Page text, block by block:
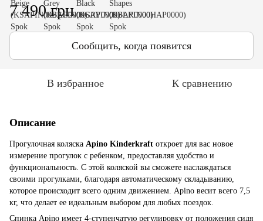
7 490 грн
Сообщить, когда появится
В избранное К сравнению
Описание
Прогулочная коляска Apino Kinderkraft откроет для вас новое
измерение прогулок с ребенком, предоставляя удобство и
функциональность. С этой коляской вы сможете наслаждаться
своими прогулками, благодаря автоматическому складыванию,
которое происходит всего одним движением. Apino весит всего 7,5
кг, что делает ее идеальным выбором для любых поездок.
Спинка Apino имеет 4-ступенчатую регулировку от положения сидя